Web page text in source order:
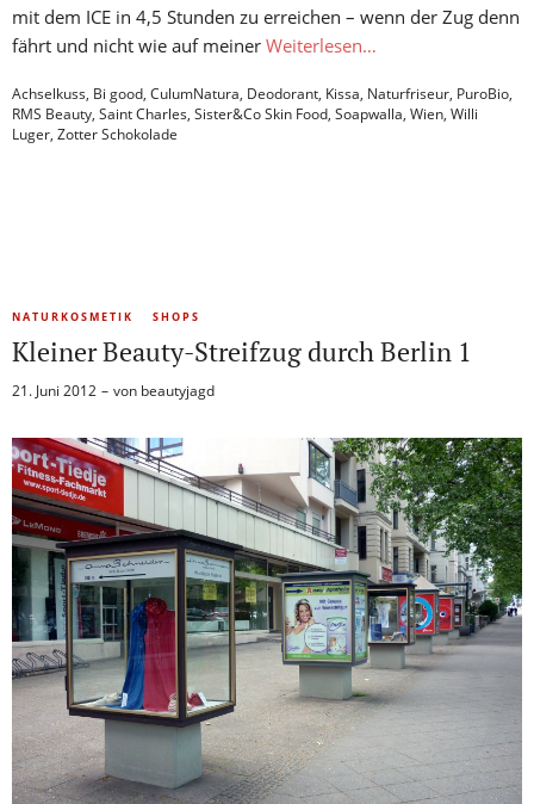
mit dem ICE in 4,5 Stunden zu erreichen – wenn der Zug denn
fährt und nicht wie auf meiner Weiterlesen…
Achselkuss, Bi good, CulumNatura, Deodorant, Kissa, Naturfriseur, PuroBio,
RMS Beauty, Saint Charles, Sister&Co Skin Food, Soapwalla, Wien, Willi
Luger, Zotter Schokolade
NATURKOSMETIK SHOPS
Kleiner Beauty-Streifzug durch Berlin 1
21. Juni 2012 von beautyjagd